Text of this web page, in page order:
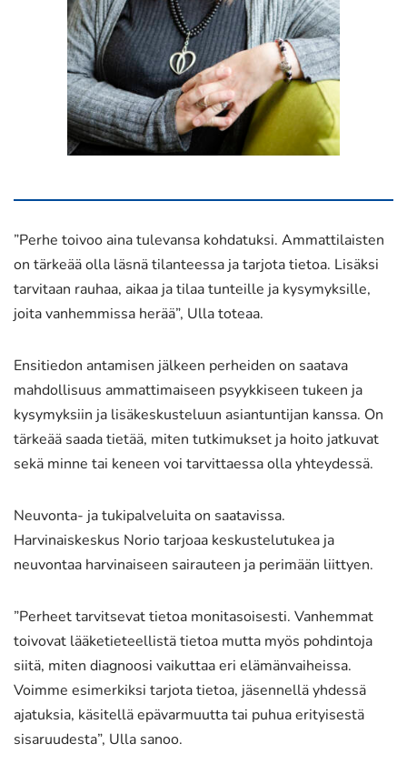
”Perhe toivoo aina tulevansa kohdatuksi. Ammattilaisten
on tärkeää olla läsnä tilanteessa ja tarjota tietoa. Lisäksi
tarvitaan rauhaa, aikaa ja tilaa tunteille ja kysymyksille,
joita vanhemmissa herää”, Ulla toteaa.
Ensitiedon antamisen jälkeen perheiden on saatava
mahdollisuus ammattimaiseen psyykkiseen tukeen ja
kysymyksiin ja lisäkeskusteluun asiantuntijan kanssa. On
tärkeää saada tietää, miten tutkimukset ja hoito jatkuvat
sekä minne tai keneen voi tarvittaessa olla yhteydessä.
Neuvonta- ja tukipalveluita on saatavissa.
Harvinaiskeskus Norio tarjoaa keskustelutukea ja
neuvontaa harvinaiseen sairauteen ja perimään liittyen.
”Perheet tarvitsevat tietoa monitasoisesti. Vanhemmat
toivovat lääketieteellistä tietoa mutta myös pohdintoja
siitä, miten diagnoosi vaikuttaa eri elämänvaiheissa.
Voimme esimerkiksi tarjota tietoa, jäsennellä yhdessä
ajatuksia, käsitellä epävarmuutta tai puhua erityisestä
sisaruudesta”, Ulla sanoo.